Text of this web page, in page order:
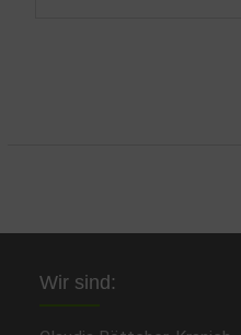
Wir sind: